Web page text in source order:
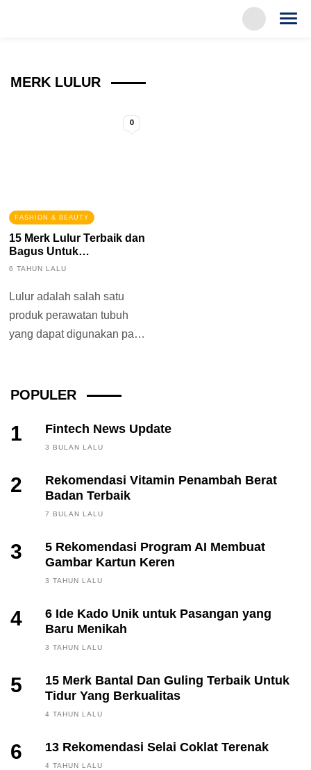
MERK LULUR
0
FASHION & BEAUTY
15 Merk Lulur Terbaik dan
Bagus Untuk
Membersihkan Serta
6 TAHUN LALU
Lulur adalah salah satu
produk perawatan tubuh
yang dapat digunakan pada
POPULER
1 Fintech News Update
3 BULAN LALU
2
Rekomendasi Vitamin Penambah Berat
Badan Terbaik
7 BULAN LALU
3
5 Rekomendasi Program AI Membuat
Gambar Kartun Keren
3 TAHUN LALU
4
6 Ide Kado Unik untuk Pasangan yang
Baru Menikah
3 TAHUN LALU
5
15 Merk Bantal Dan Guling Terbaik Untuk
Tidur Yang Berkualitas
4 TAHUN LALU
6 13 Rekomendasi Selai Coklat Terenak
4 TAHUN LALU